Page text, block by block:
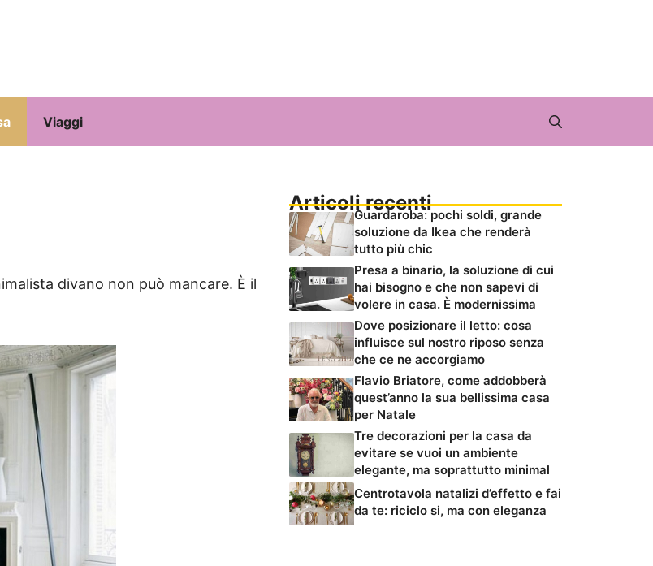
Viaggi
divano non può mancare. È il
Articoli recenti
Guardaroba: pochi soldi, grande
soluzione da Ikea che renderà
tutto più chic
Presa a binario, la soluzione di cui
hai bisogno e che non sapevi di
volere in casa. È modernissima
Dove posizionare il letto: cosa
influisce sul nostro riposo senza
che ce ne accorgiamo
Flavio Briatore, come addobberà
quest’anno la sua bellissima casa
per Natale
Tre decorazioni per la casa da
evitare se vuoi un ambiente
elegante, ma soprattutto minimal
Centrotavola natalizi d’effetto e fai
da te: riciclo si, ma con eleganza